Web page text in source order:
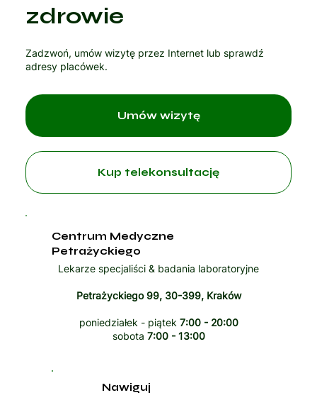
zdrowie
Zadzwoń, umów wizytę przez Internet lub sprawdź
adresy placówek.
Kup telekonsultację
Centrum Medyczne
Petrażyckiego
Lekarze specjaliści & badania laboratoryjne
Petrażyckiego 99, 30-399, Kraków
poniedziałek - piątek 7:00 - 20:00
sobota 7:00 - 13:00
Nawiguj
Umów wizytę